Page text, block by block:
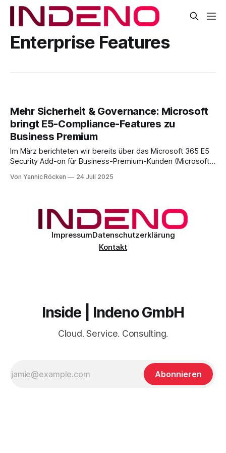
Enterprise Features
Mehr Sicherheit & Governance: Microsoft
bringt E5-Compliance-Features zu
Business Premium
Im März berichteten wir bereits über das Microsoft 365 E5
Security Add-on für Business-Premium-Kunden (Microsoft
verfügbar). Nun zeichnet sich eine weitere wichtige
Von Yannic Röcken 24 Juli 2025
ImpressumDatenschutzerklärung
Kontakt
Inside | Indeno GmbH
Cloud. Service. Consulting.
Abonnieren